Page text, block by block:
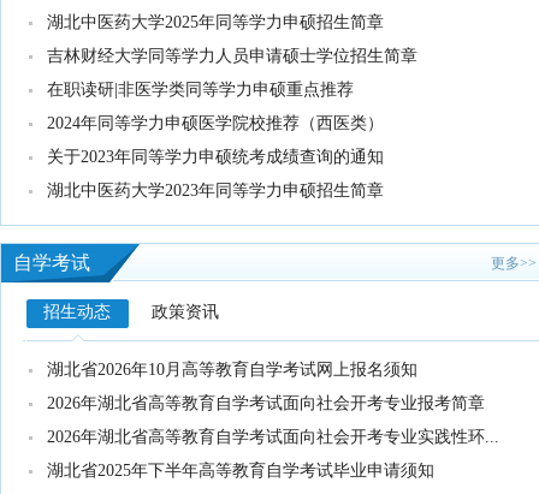
湖北中医药大学2025年同等学力申硕招生简章
吉林财经大学同等学力人员申请硕士学位招生简章
在职读研|非医学类同等学力申硕重点推荐
2024年同等学力申硕医学院校推荐（西医类）
关于2023年同等学力申硕统考成绩查询的通知
湖北中医药大学2023年同等学力申硕招生简章
自学考试 更多>>
招生动态 政策资讯
湖北省2026年10月高等教育自学考试网上报名须知
2026年湖北省高等教育自学考试面向社会开考专业报考简章
2026年湖北省高等教育自学考试面向社会开考专业实践性环...
湖北省2025年下半年高等教育自学考试毕业申请须知